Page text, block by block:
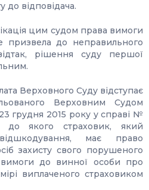
до відповідача.
цим судом права вимоги
призвела до неправильного
рішення суду першої
Верховного Суду відступає
Верховним Судом
грудня 2015 року у справі №
до якого страховик, який
має право
захисту свого порушеного
до винної особи про
виплаченого страховиком